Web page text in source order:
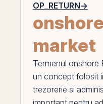
OP_RETURN→
market
Termenul onshore
un concept folosit
trezorerie si